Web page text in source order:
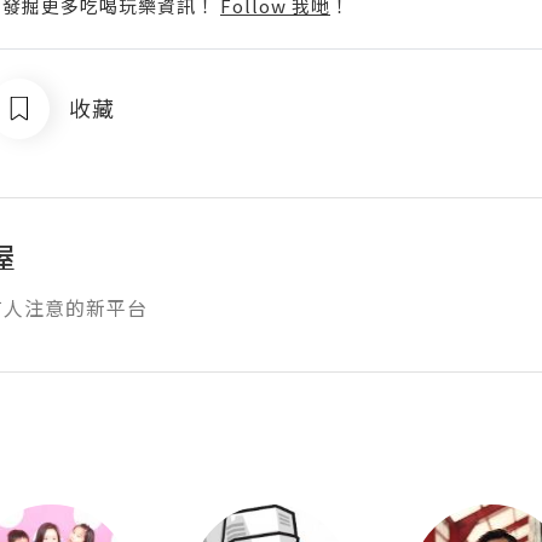
掘更多吃喝玩樂資訊！ Follow 我哋 ！
收藏
注意的新平台